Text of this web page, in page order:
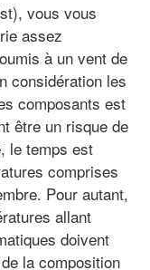
vous vous
assez
à un vent de
considération les
composants est
être un risque de
le temps est
comprises
Pour autant,
allant
doivent
la composition